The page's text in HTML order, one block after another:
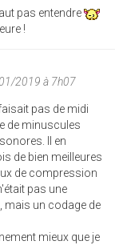
pas entendre
!
2019 à 7h07
pas de midi
de minuscules
Il en
de bien meilleures
de compression
pas une
mais un codage de
mieux que je